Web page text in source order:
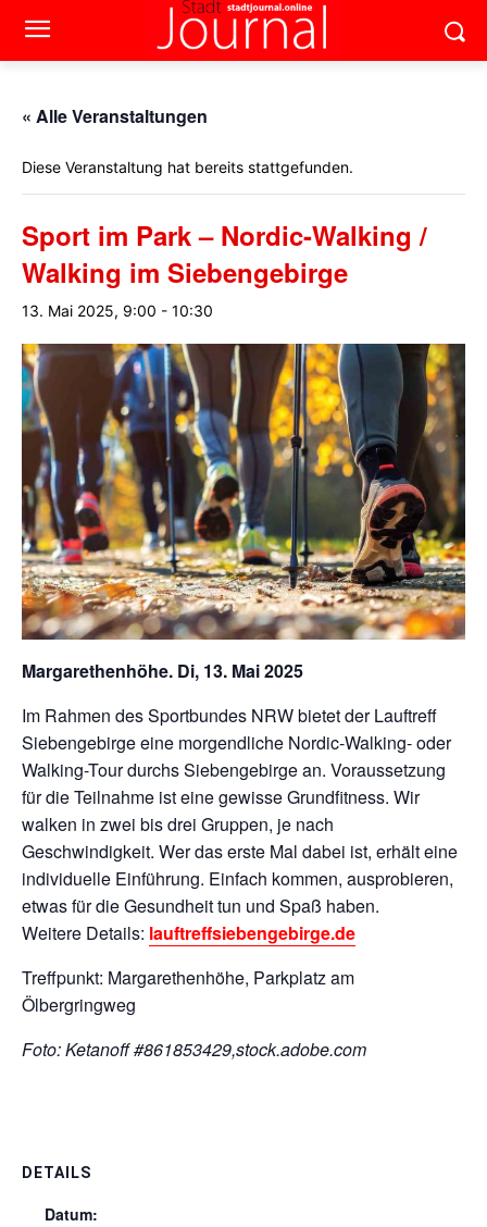
« Alle Veranstaltungen
Diese Veranstaltung hat bereits stattgefunden.
Sport im Park – Nordic-Walking /
Walking im Siebengebirge
13. Mai 2025, 9:00 - 10:30
Margarethenhöhe. Di, 13. Mai 2025
Im Rahmen des Sportbundes NRW bietet der Lauftreff
Siebengebirge eine morgendliche Nordic-Walking- oder
Walking-Tour durchs Siebengebirge an. Voraussetzung
für die Teilnahme ist eine gewisse Grundfitness. Wir
walken in zwei bis drei Gruppen, je nach
Geschwindigkeit. Wer das erste Mal dabei ist, erhält eine
individuelle Einführung. Einfach kommen, ausprobieren,
etwas für die Gesundheit tun und Spaß haben.
Weitere Details: lauftreffsiebengebirge.de
Treffpunkt: Margarethenhöhe, Parkplatz am
Ölbergringweg
Foto: Ketanoff #861853429,stock.adobe.com
DETAILS
Datum: